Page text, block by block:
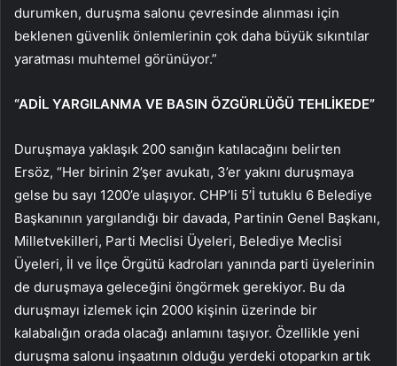
durumken, duruşma salonu çevresinde alınması için
beklenen güvenlik önlemlerinin çok daha büyük sıkıntılar
yaratması muhtemel görünüyor.”
“ADİL YARGILANMA VE BASIN ÖZGÜRLÜĞÜ TEHLİKEDE”
Duruşmaya yaklaşık 200 sanığın katılacağını belirten
Ersöz, “Her birinin 2’şer avukatı, 3’er yakını duruşmaya
gelse bu sayı 1200’e ulaşıyor. CHP’li 5’İ tutuklu 6 Belediye
Başkanının yargılandığı bir davada, Partinin Genel Başkanı,
Milletvekilleri, Parti Meclisi Üyeleri, Belediye Meclisi
Üyeleri, İl ve İlçe Örgütü kadroları yanında parti üyelerinin
de duruşmaya geleceğini öngörmek gerekiyor. Bu da
duruşmayı izlemek için 2000 kişinin üzerinde bir
kalabalığın orada olacağı anlamını taşıyor. Özellikle yeni
duruşma salonu inşaatının olduğu yerdeki otoparkın artık